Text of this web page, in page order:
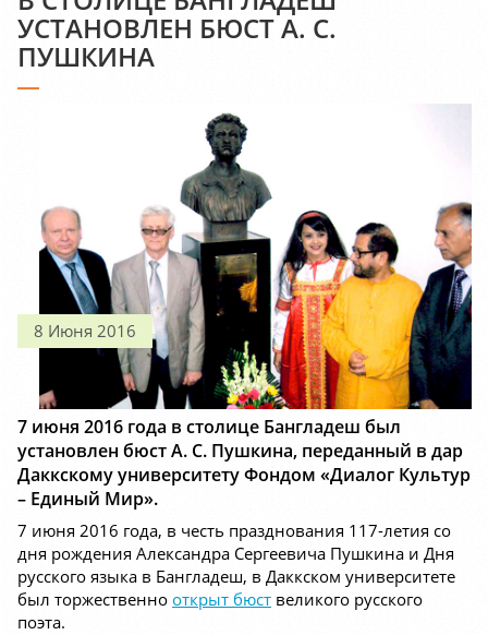
УСТАНОВЛЕН БЮСТ А. С.
ПУШКИНА
8 Июня 2016
7 июня 2016 года в столице Бангладеш был
установлен бюст А. С. Пушкина, переданный в дар
Даккскому университету Фондом «Диалог Культур
– Единый Мир».
7 июня 2016 года, в честь празднования 117-летия со
дня рождения Александра Сергеевича Пушкина и Дня
русского языка в Бангладеш, в Даккском университете
был торжественно открыт бюст великого русского
поэта.